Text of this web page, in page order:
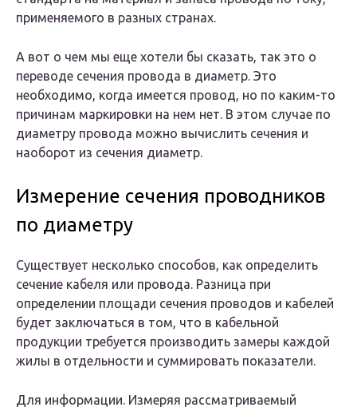
применяемого в разных странах.
А вот о чем мы еще хотели бы сказать, так это о
переводе сечения провода в диаметр. Это
необходимо, когда имеется провод, но по каким-то
причинам маркировки на нем нет. В этом случае по
диаметру провода можно вычислить сечения и
наоборот из сечения диаметр.
Измерение сечения проводников
по диаметру
Существует несколько способов, как определить
сечение кабеля или провода. Разница при
определении площади сечения проводов и кабелей
будет заключаться в том, что в кабельной
продукции требуется производить замеры каждой
жилы в отдельности и суммировать показатели.
Для информации. Измеряя рассматриваемый